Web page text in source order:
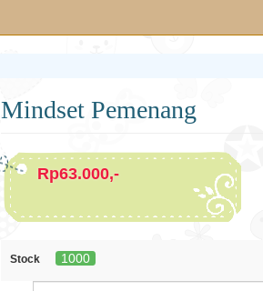
Mindset Pemenang
Rp63.000,-
Stock 1000